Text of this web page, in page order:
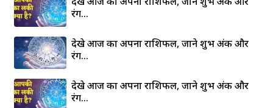
रंग…
देखे आज का अपना राशिफल, जाने शुभ अंक और
रंग…
देखे आज का अपना राशिफल, जाने शुभ अंक और
रंग…